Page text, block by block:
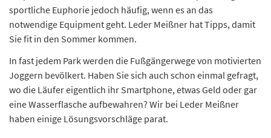
sportliche Euphorie jedoch häufig, wenn es an das
notwendige Equipment geht. Leder Meißner hat Tipps, damit
Sie fit in den Sommer kommen.
In fast jedem Park werden die Fußgängerwege von motivierten
Joggern bevölkert. Haben Sie sich auch schon einmal gefragt,
wo die Läufer eigentlich ihr Smartphone, etwas Geld oder gar
eine Wasserflasche aufbewahren? Wir bei Leder Meißner
haben einige Lösungsvorschläge parat.